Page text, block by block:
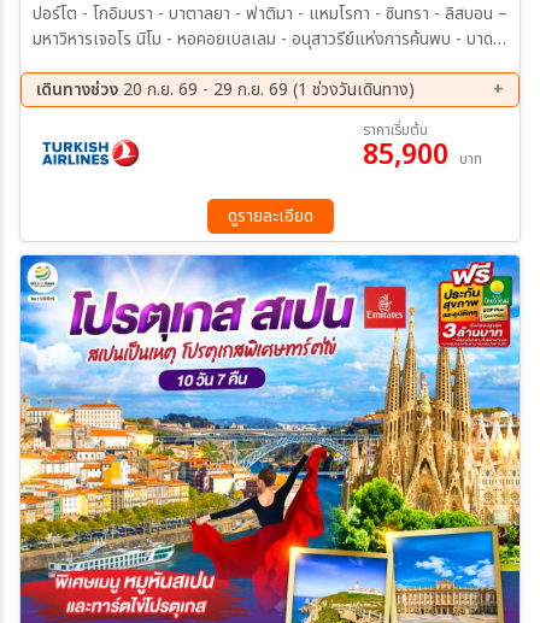
ปอร์โต - โกอิมบรา - บาตาลยา - ฟาติมา - แหมโรกา - ซินทรา - ลิสบอน –
มหาวิหารเจอโร นิโม - หอคอยเบลเลม - อนุสาวรีย์แห่งการค้นพบ - บาดา
- โทเลโด - มหาวิหารแห่งโทเลโด - มาดริด – เซอโกเบีย – รางส่งน้ำโรมัน
– มาดริด – พลาซ่า มายอร์ - ช้อปปิ้ง Galería Canalejas พิเศษ!! เมนู
หมูหันสเปน – เข้าชมพระราชวังหลวง – วาเลนเซีย - จัตุรัสเมืองเก่า หอ
ระฆังพิเศษ!! เมนูข้าวผัดสเปน – La Roca Village Outlet - บาร์เซโลน่า
เดินทางช่วง 20 ก.ย. 69 - 29 ก.ย. 69 (1 ช่วงวันเดินทาง)
ราคาเริ่มต้น
85,900 บาท
ดูรายละเอียด